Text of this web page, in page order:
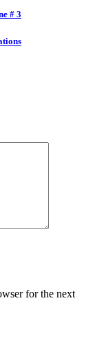
# 3
for the next